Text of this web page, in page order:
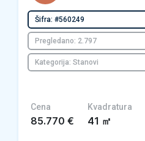
Šifra: #560249
Pregledano: 2.797
Kategorija: Stanovi
Cena
85.770 €
Kvadratura
41 ㎡